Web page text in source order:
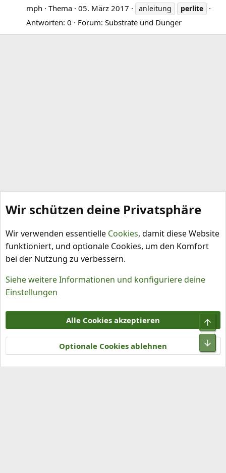
mph Thema 05. März 2017 anleitung perlite
Antworten: 0 Forum: Substrate und Dünger
Schlagworte
Nutzungsbedingungen
Datenschutz
Hilfe und Impressum
R
S
S
Community platform by XenForo® © 2010-2026 XenForo Ltd.
Wir schützen deine Privatsphäre
Wir verwenden essentielle Cookies, damit diese Website
funktioniert, und optionale Cookies, um den Komfort
bei der Nutzung zu verbessern.
Siehe weitere Informationen und konfiguriere deine
Einstellungen
Alle Cookies akzeptieren
Optionale Cookies ablehnen